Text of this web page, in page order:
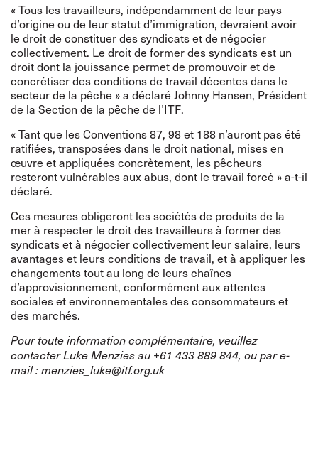
« Tous les travailleurs, indépendamment de leur pays
d’origine ou de leur statut d’immigration, devraient avoir
le droit de constituer des syndicats et de négocier
collectivement. Le droit de former des syndicats est un
droit dont la jouissance permet de promouvoir et de
concrétiser des conditions de travail décentes dans le
secteur de la pêche » a déclaré Johnny Hansen, Président
de la Section de la pêche de l’ITF.
« Tant que les Conventions 87, 98 et 188 n’auront pas été
ratifiées, transposées dans le droit national, mises en
œuvre et appliquées concrètement, les pêcheurs
resteront vulnérables aux abus, dont le travail forcé » a-t-il
déclaré.
Ces mesures obligeront les sociétés de produits de la
mer à respecter le droit des travailleurs à former des
syndicats et à négocier collectivement leur salaire, leurs
avantages et leurs conditions de travail, et à appliquer les
changements tout au long de leurs chaînes
d’approvisionnement, conformément aux attentes
sociales et environnementales des consommateurs et
des marchés.
Pour toute information complémentaire, veuillez
contacter Luke Menzies au +61 433 889 844, ou par e-
mail :menzies_luke@itf.org.uk